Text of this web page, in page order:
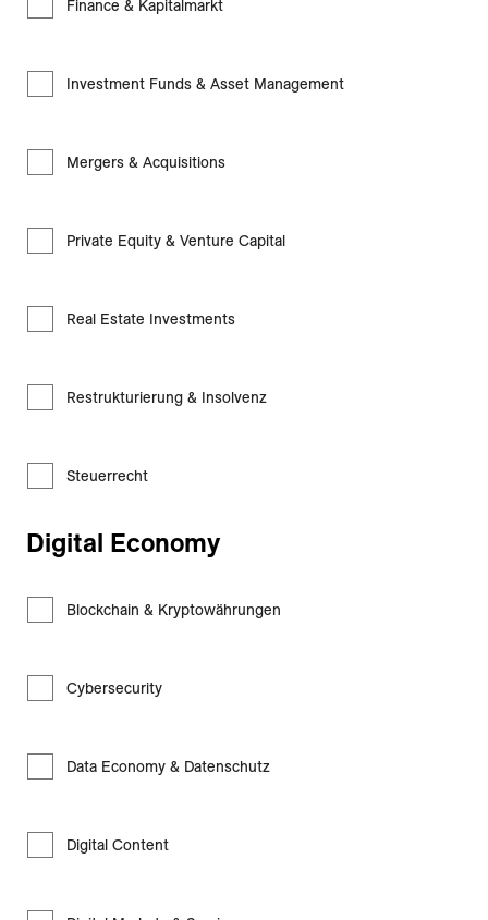
Finance & Kapitalmarkt
Investment Funds & Asset Management
Mergers & Acquisitions
Private Equity & Venture Capital
Real Estate Investments
Restrukturierung & Insolvenz
Steuerrecht
Digital Economy
Blockchain & Kryptowährungen
Cybersecurity
Data Economy & Datenschutz
Digital Content